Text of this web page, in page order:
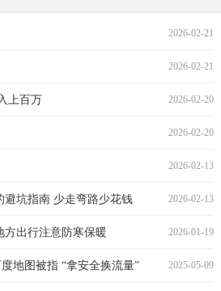
2026-02-21
2026-02-21
2026-02-20
上百万
2026-02-20
2026-02-13
2026-02-13
避坑指南 少走弯路少花钱
2026-01-19
方出行注意防寒保暖
2025-05-09
地图被指 “拿安全换流量”